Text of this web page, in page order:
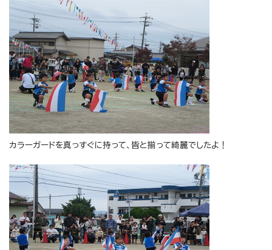
カラーガードを真っすぐに持って、皆と揃って綺麗でしたよ！